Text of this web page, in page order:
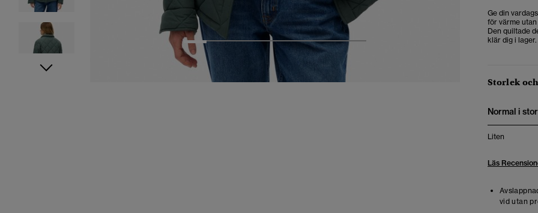
1 5 6 7
Ge din
för värme
Den quiltade
klär dig i lager.
Storlek
Normal i
Liten
Läs
vid utan